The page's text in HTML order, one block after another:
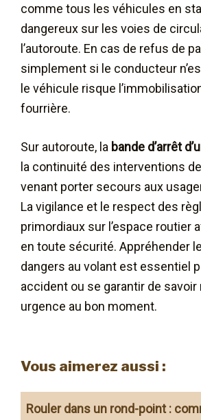
comme tous les véhicules en
dangereux sur les voies de
l’autoroute. En cas de refus de
simplement si le conducteur
le véhicule risque
fourrière.
Sur autoroute, la bande d’arrêt
la continuité des interventions
venant porter secours aux
La vigilance et le respect des
primordiaux sur l’espace routier
en toute sécurité. Appréhender
dangers au volant est essentiel
accident ou se garantir de savoir
urgence au bon moment.
Vous aimerez aussi :
Rouler dans un rond-point :